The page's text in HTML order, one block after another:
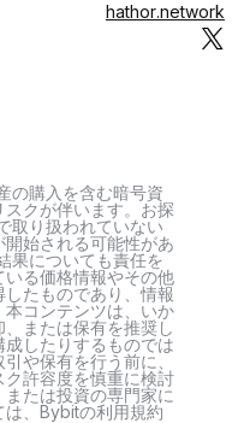
hathor.network
の購入を含む暗号資
クが伴います。お探
取り扱われていない
始される可能性があ
果についても責任を
る価格情報やその他
たものであり、情報
コンテンツは、いか
または保有を推奨し
したりするものでは
や保有を行う前に、
許容度を慎重に検討
たは投資の専門家に
は、Bybitの利用規約